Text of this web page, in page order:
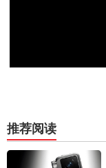
推荐阅读